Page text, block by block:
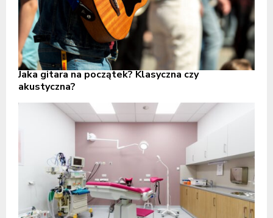
Jaka gitara na początek? Klasyczna czy
akustyczna?